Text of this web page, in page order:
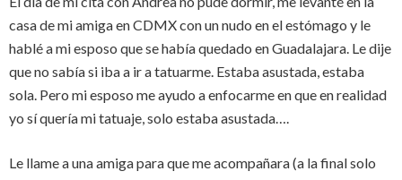
casa de mi amiga en CDMX con un nudo en el estómago y le
hablé a mi esposo que se había quedado en Guadalajara. Le dije
que no sabía si iba a ir a tatuarme. Estaba asustada, estaba
sola. Pero mi esposo me ayudo a enfocarme en que en realidad
yo sí quería mi tatuaje, solo estaba asustada….
Le llame a una amiga para que me acompañara (a la final solo